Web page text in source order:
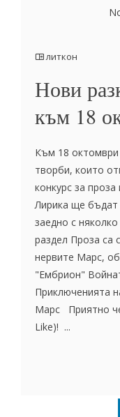
литкон
Нови
към 18
Към 18 октомври
творби, които
конкурс за
Лирика ще бъдат
заедно с
раздел Проза са
нервите Марс,
"Ембрион"
Приключенията
Марс Приятно
Like)! ...